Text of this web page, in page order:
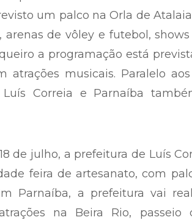
um palco na Orla de
arenas de vôley e futebol,
a programação está
atrações musicais. Paralelo
Luís Correia e Parnaíba
de julho, a prefeitura de Luís
feira de artesanato, com
Parnaíba, a prefeitura vai
na Beira Rio, passeio